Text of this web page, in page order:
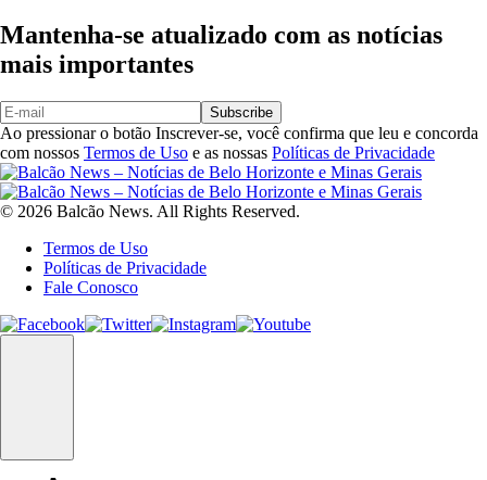
Mantenha-se atualizado com as notícias
mais importantes
Subscribe
Ao pressionar o botão Inscrever-se, você confirma que leu e concorda
com nossos Termos de Uso e as nossas Políticas de Privacidade
© 2026 Balcão News. All Rights Reserved.
Termos de Uso
Políticas de Privacidade
Fale Conosco